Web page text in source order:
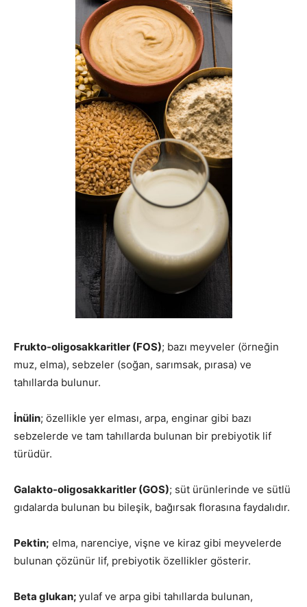
Frukto-oligosakkaritler (FOS); bazı meyveler (örneğin
muz, elma), sebzeler (soğan, sarımsak, pırasa) ve
tahıllarda bulunur.
İnülin; özellikle yer elması, arpa, enginar gibi bazı
sebzelerde ve tam tahıllarda bulunan bir prebiyotik lif
türüdür.
Galakto-oligosakkaritler (GOS); süt ürünlerinde ve sütlü
gıdalarda bulunan bu bileşik, bağırsak florasına faydalıdır.
Pektin; elma, narenciye, vişne ve kiraz gibi meyvelerde
bulunan çözünür lif, prebiyotik özellikler gösterir.
Beta glukan; yulaf ve arpa gibi tahıllarda bulunan,